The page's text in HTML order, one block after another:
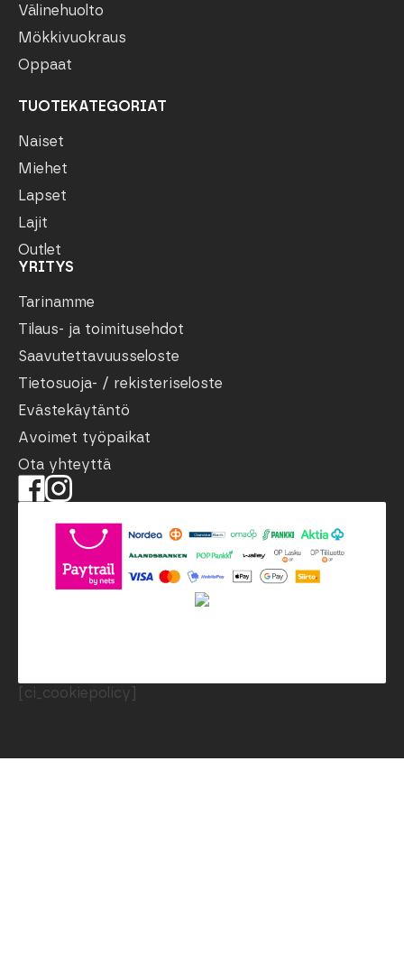
Välinehuolto
Mökkivuokraus
Oppaat
TUOTEKATEGORIAT
Naiset
Miehet
Lapset
Lajit
Outlet
YRITYS
Tarinamme
Tilaus- ja toimitusehdot
Saavutettavuusseloste
Tietosuoja- / rekisteriseloste
Evästekäytäntö
Avoimet työpaikat
Ota yhteyttä
[ci_cookiepolicy]